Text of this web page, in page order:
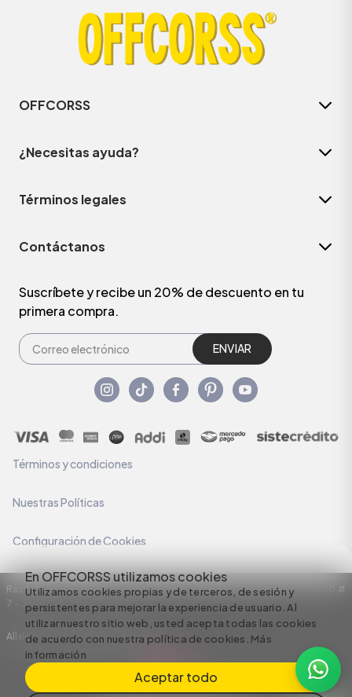
En OFFCORSS utilizamos cookies
Utilizamos cookies propias y de terceros, de sesión y
persistentes para mejorar la experiencia de usuario. Al
utilizar nuestro sitio web, usted acepta todas las cookies
de acuerdo con nuestra política de cookies. Más
información
Aceptar todo
OFFCORSS
¿Necesitas ayuda?
Términos legales
Contáctanos
Suscríbete y recibe un 20% de descuento en tu
primera compra.
ENVIAR
Términos y condiciones
Nuestras Políticas
Configuración de Cookies
Razón Social: C.I HERMECO S.A. NIT: 890924167-6 Dirección: Carrera 50 #
7 – 35
All rights reserved empowered by